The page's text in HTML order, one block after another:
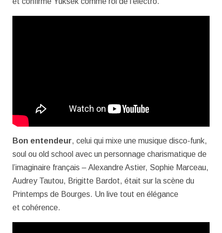
Bon entendeur, celui qui mixe une musique disco-funk,
soul ou old school avec un personnage charismatique de
l’imaginaire français – Alexandre Astier, Sophie Marceau,
Audrey Tautou, Brigitte Bardot, était sur la scène du
Printemps de Bourges. Un live tout en élégance
et cohérence.